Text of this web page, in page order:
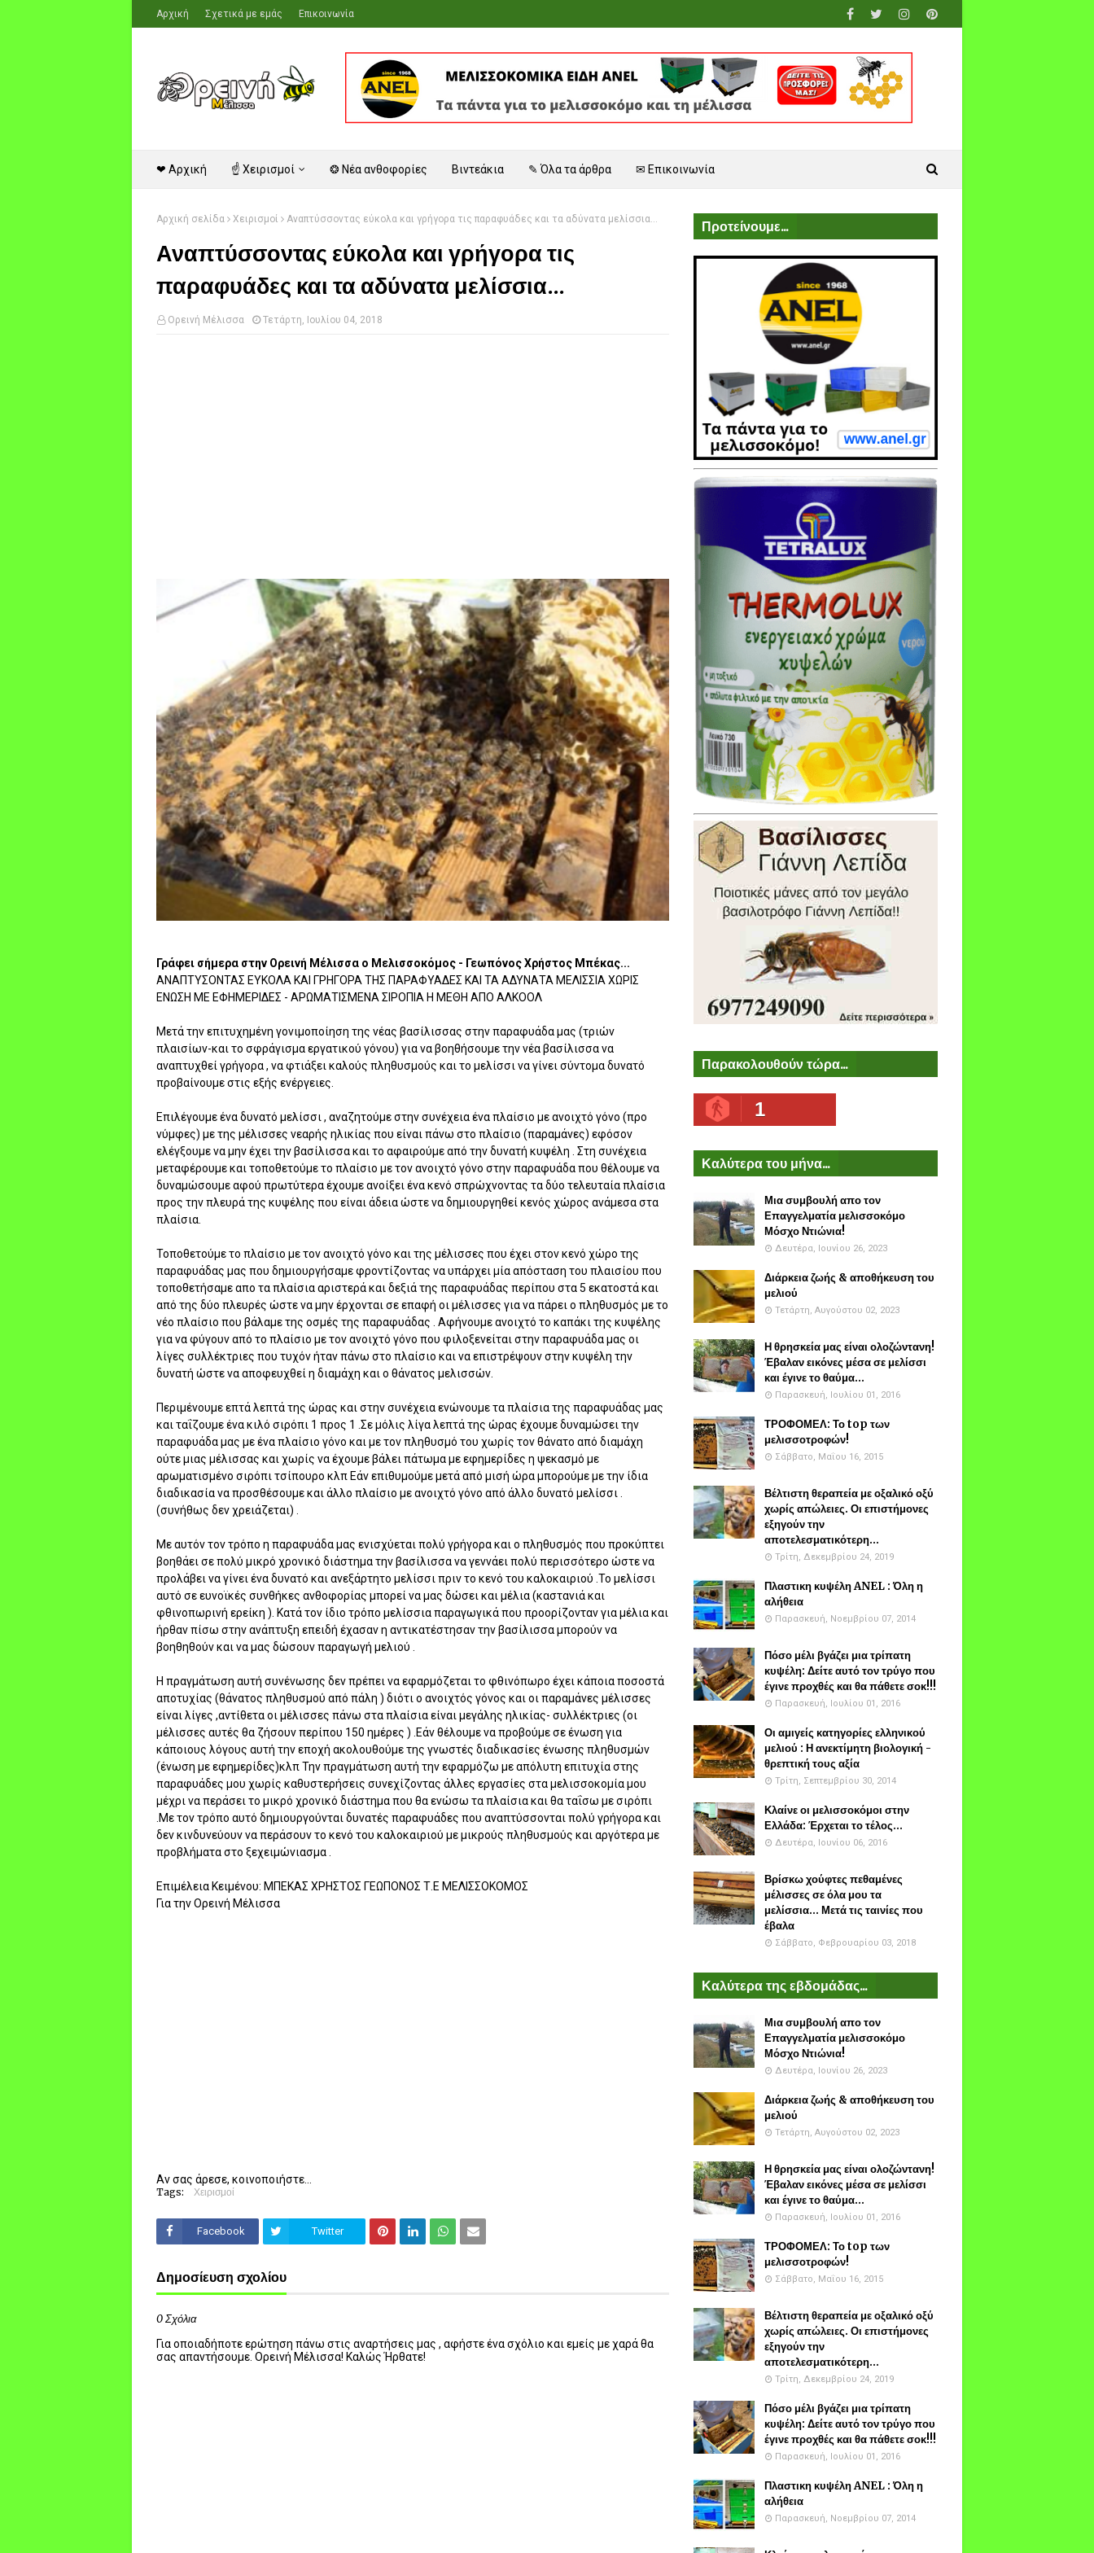
Αρχική Σχετικά με εμάς Επικοινωνία
❤ Αρχική ☝ Χειρισμοί ❂ Νέα ανθοφορίες Βιντεάκια ✎ Όλα τα άρθρα ✉ Επικοινωνία
Αρχική σελίδα Χειρισμοί Αναπτύσσοντας εύκολα και γρήγορα τις παραφυάδες και τα αδύνατα μελίσσια...
Αναπτύσσοντας εύκολα και γρήγορα τις
παραφυάδες και τα αδύνατα μελίσσια...
Ορεινή Μέλισσα Τετάρτη, Ιουλίου 04, 2018
Γράφει σήμερα στην Ορεινή Μέλισσα ο Μελισσοκόμος - Γεωπόνος Χρήστος Μπέκας...
ΑΝΑΠΤΥΣΟΝΤΑΣ ΕΥΚΟΛΑ ΚΑΙ ΓΡΗΓΟΡΑ ΤΗΣ ΠΑΡΑΦΥΑΔΕΣ ΚΑΙ ΤΑ ΑΔΥΝΑΤΑ ΜΕΛΙΣΣΙΑ ΧΩΡΙΣ
ΕΝΩΣΗ ΜΕ ΕΦΗΜΕΡΙΔΕΣ - ΑΡΩΜΑΤΙΣΜΕΝΑ ΣΙΡΟΠΙΑ Η ΜΕΘΗ ΑΠΟ ΑΛΚΟΟΛ
Μετά την επιτυχημένη γονιμοποίηση της νέας βασίλισσας στην παραφυάδα μας (τριών
πλαισίων-και το σφράγισμα εργατικού γόνου) για να βοηθήσουμε την νέα βασίλισσα να
αναπτυχθεί γρήγορα , να φτιάξει καλούς πληθυσμούς και το μελίσσι να γίνει σύντομα δυνατό
προβαίνουμε στις εξής ενέργειες.
Επιλέγουμε ένα δυνατό μελίσσι , αναζητούμε στην συνέχεια ένα πλαίσιο με ανοιχτό γόνο (προ
νύμφες) με της μέλισσες νεαρής ηλικίας που είναι πάνω στο πλαίσιο (παραμάνες) εφόσον
ελέγξουμε να μην έχει την βασίλισσα και το αφαιρούμε από την δυνατή κυψέλη . Στη συνέχεια
μεταφέρουμε και τοποθετούμε το πλαίσιο με τον ανοιχτό γόνο στην παραφυάδα που θέλουμε να
δυναμώσουμε αφού πρωτύτερα έχουμε ανοίξει ένα κενό σπρώχνοντας τα δύο τελευταία πλαίσια
προς την πλευρά της κυψέλης που είναι άδεια ώστε να δημιουργηθεί κενός χώρος ανάμεσα στα
πλαίσια.
Τοποθετούμε το πλαίσιο με τον ανοιχτό γόνο και της μέλισσες που έχει στον κενό χώρο της
παραφυάδας μας που δημιουργήσαμε φροντίζοντας να υπάρχει μία απόσταση του πλαισίου που
τοποθετήσαμε απο τα πλαίσια αριστερά και δεξιά της παραφυάδας περίπου στα 5 εκατοστά και
από της δύο πλευρές ώστε να μην έρχονται σε επαφή οι μέλισσες για να πάρει ο πληθυσμός με το
νέο πλαίσιο που βάλαμε της οσμές της παραφυάδας . Αφήνουμε ανοιχτό το καπάκι της κυψέλης
για να φύγουν από το πλαίσιο με τον ανοιχτό γόνο που φιλοξενείται στην παραφυάδα μας οι
λίγες συλλέκτριες που τυχόν ήταν πάνω στο πλαίσιο και να επιστρέψουν στην κυψέλη την
δυνατή ώστε να αποφευχθεί η διαμάχη και ο θάνατος μελισσών.
Περιμένουμε επτά λεπτά της ώρας και στην συνέχεια ενώνουμε τα πλαίσια της παραφυάδας μας
και ταΐζουμε ένα κιλό σιρόπι 1 προς 1 .Σε μόλις λίγα λεπτά της ώρας έχουμε δυναμώσει την
παραφυάδα μας με ένα πλαίσιο γόνο και με τον πληθυσμό του χωρίς τον θάνατο από διαμάχη
ούτε μιας μέλισσας και χωρίς να έχουμε βάλει πάτωμα με εφημερίδες η ψεκασμό με
αρωματισμένο σιρόπι τσίπουρο κλπ Εάν επιθυμούμε μετά από μισή ώρα μπορούμε με την ίδια
διαδικασία να προσθέσουμε και άλλο πλαίσιο με ανοιχτό γόνο από άλλο δυνατό μελίσσι .
(συνήθως δεν χρειάζεται) .
Με αυτόν τον τρόπο η παραφυάδα μας ενισχύεται πολύ γρήγορα και ο πληθυσμός που προκύπτει
βοηθάει σε πολύ μικρό χρονικό διάστημα την βασίλισσα να γεννάει πολύ περισσότερο ώστε να
προλάβει να γίνει ένα δυνατό και ανεξάρτητο μελίσσι πριν το κενό του καλοκαιριού .Το μελίσσι
αυτό σε ευνοϊκές συνθήκες ανθοφορίας μπορεί να μας δώσει και μέλια (καστανιά και
φθινοπωρινή ερείκη ). Κατά τον ίδιο τρόπο μελίσσια παραγωγικά που προορίζονταν για μέλια και
ήρθαν πίσω στην ανάπτυξη επειδή έχασαν η αντικατέστησαν την βασίλισσα μπορούν να
βοηθηθούν και να μας δώσουν παραγωγή μελιού .
Η πραγμάτωση αυτή συνένωσης δεν πρέπει να εφαρμόζεται το φθινόπωρο έχει κάποια ποσοστά
αποτυχίας (θάνατος πληθυσμού από πάλη ) διότι ο ανοιχτός γόνος και οι παραμάνες μέλισσες
είναι λίγες ,αντίθετα οι μέλισσες πάνω στα πλαίσια είναι μεγάλης ηλικίας- συλλέκτριες (οι
μέλισσες αυτές θα ζήσουν περίπου 150 ημέρες ) .Εάν θέλουμε να προβούμε σε ένωση για
κάποιους λόγους αυτή την εποχή ακολουθούμε της γνωστές διαδικασίες ένωσης πληθυσμών
(ένωση με εφημερίδες)κλπ Την πραγμάτωση αυτή την εφαρμόζω με απόλυτη επιτυχία στης
παραφυάδες μου χωρίς καθυστερήσεις συνεχίζοντας άλλες εργασίες στα μελισσοκομία μου
μέχρι να περάσει το μικρό χρονικό διάστημα που θα ενώσω τα πλαίσια και θα ταΐσω με σιρόπι
.Με τον τρόπο αυτό δημιουργούνται δυνατές παραφυάδες που αναπτύσσονται πολύ γρήγορα και
δεν κινδυνεύουν να περάσουν το κενό του καλοκαιριού με μικρούς πληθυσμούς και αργότερα με
προβλήματα στο ξεχειμώνιασμα .
Επιμέλεια Κειμένου: ΜΠΕΚΑΣ ΧΡΗΣΤΟΣ ΓΕΩΠΟΝΟΣ Τ.Ε ΜΕΛΙΣΣΟΚΟΜΟΣ
Για την Ορεινή Μέλισσα
Αν σας άρεσε, κοινοποιήστε...
Tags: Χειρισμοί
Facebook Twitter
Δημοσίευση σχολίου
0 Σχόλια
Για οποιαδήποτε ερώτηση πάνω στις αναρτήσεις μας , αφήστε ένα σχόλιο και εμείς με χαρά θα
σας απαντήσουμε. Ορεινή Μέλισσα! Καλώς Ήρθατε!
Προτείνουμε...
Παρακολουθούν τώρα...
1
Καλύτερα του μήνα...
Μια συμβουλή απο τον
Επαγγελματία μελισσοκόμο
Μόσχο Ντιώνια!
Δευτέρα, Ιουνίου 26, 2023
Διάρκεια ζωής & αποθήκευση του
μελιού
Τετάρτη, Αυγούστου 02, 2023
Η θρησκεία μας είναι ολοζώντανη!
Έβαλαν εικόνες μέσα σε μελίσσι
και έγινε το θαύμα...
Παρασκευή, Ιουλίου 01, 2016
ΤΡΟΦΟΜΕΛ: Το top των
μελισσοτροφών!
Σάββατο, Μαΐου 16, 2015
Βέλτιστη θεραπεία με οξαλικό οξύ
χωρίς απώλειες. Οι επιστήμονες
εξηγούν την
αποτελεσματικότερη...
Τρίτη, Δεκεμβρίου 24, 2019
Πλαστικη κυψέλη ANEL : Όλη η
αλήθεια
Παρασκευή, Νοεμβρίου 07, 2014
Πόσο μέλι βγάζει μια τρίπατη
κυψέλη: Δείτε αυτό τον τρύγο που
έγινε προχθές και θα πάθετε σοκ!!!
Παρασκευή, Ιουλίου 01, 2016
Οι αμιγείς κατηγορίες ελληνικού
μελιού : Η ανεκτίμητη βιολογική -
θρεπτική τους αξία
Τρίτη, Σεπτεμβρίου 30, 2014
Κλαίνε οι μελισσοκόμοι στην
Ελλάδα: Έρχεται το τέλος...
Δευτέρα, Ιουνίου 06, 2016
Βρίσκω χούφτες πεθαμένες
μέλισσες σε όλα μου τα
μελίσσια... Μετά τις ταινίες που
έβαλα
Σάββατο, Φεβρουαρίου 03, 2018
Καλύτερα της εβδομάδας...
Μια συμβουλή απο τον
Επαγγελματία μελισσοκόμο
Μόσχο Ντιώνια!
Δευτέρα, Ιουνίου 26, 2023
Διάρκεια ζωής & αποθήκευση του
μελιού
Τετάρτη, Αυγούστου 02, 2023
Η θρησκεία μας είναι ολοζώντανη!
Έβαλαν εικόνες μέσα σε μελίσσι
και έγινε το θαύμα...
Παρασκευή, Ιουλίου 01, 2016
ΤΡΟΦΟΜΕΛ: Το top των
μελισσοτροφών!
Σάββατο, Μαΐου 16, 2015
Βέλτιστη θεραπεία με οξαλικό οξύ
χωρίς απώλειες. Οι επιστήμονες
εξηγούν την
αποτελεσματικότερη...
Τρίτη, Δεκεμβρίου 24, 2019
Πόσο μέλι βγάζει μια τρίπατη
κυψέλη: Δείτε αυτό τον τρύγο που
έγινε προχθές και θα πάθετε σοκ!!!
Παρασκευή, Ιουλίου 01, 2016
Πλαστικη κυψέλη ANEL : Όλη η
αλήθεια
Παρασκευή, Νοεμβρίου 07, 2014